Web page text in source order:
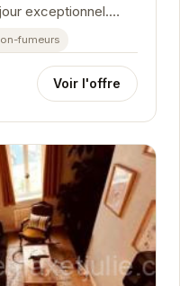
exceptionnel.
votre confort,...
fumeurs
Voir l'offre